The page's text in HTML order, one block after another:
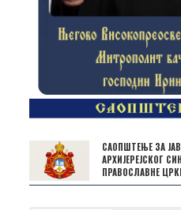
САОПШТЕЊЕ ЗА
АРХИЈЕРЕЈСКОГ
ПРАВОСЛАВНЕ